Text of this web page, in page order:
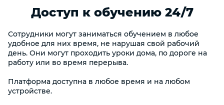
Доступ к обучению 24/7
Сотрудники могут заниматься обучением в любое
удобное для них время, не нарушая свой рабочий
день. Они могут проходить уроки дома, по дороге на
работу или во время перерыва.
Платформа доступна в любое время и на любом
устройстве.